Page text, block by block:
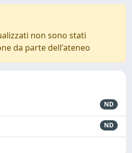
non sono stati
da parte dell'ateneo
ND
ND